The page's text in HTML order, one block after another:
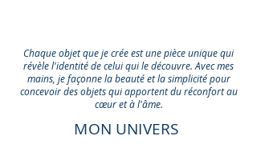
Chaque objet que je crée est une pièce unique qui
révèle l'identité de celui qui le découvre. Avec mes
mains, je façonne la beauté et la simplicité pour
concevoir des objets qui apportent du réconfort au
cœur et à l'âme.
MON UNIVERS